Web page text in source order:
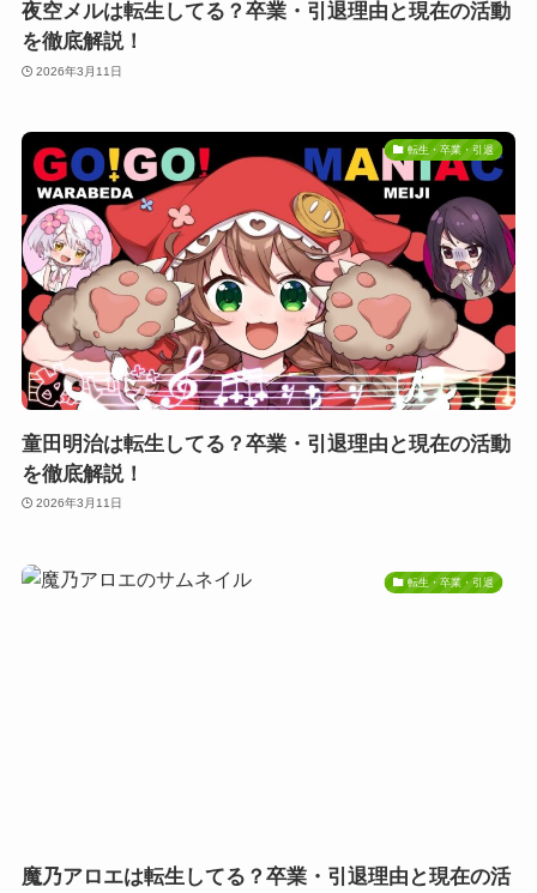
夜空メルは転生してる？卒業・引退理由と現在の活動
を徹底解説！
2026年3月11日
転生・卒業・引退
童田明治は転生してる？卒業・引退理由と現在の活動
を徹底解説！
2026年3月11日
転生・卒業・引退
魔乃アロエは転生してる？卒業・引退理由と現在の活